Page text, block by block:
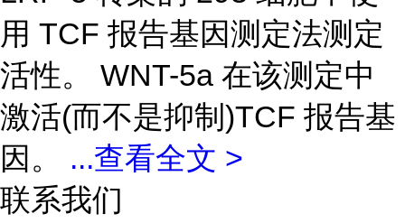
用 TCF 报告基因测定法测定
活性。 WNT-5a 在该测定中
激活(而不是抑制)TCF 报告基
因。 ...查看全文 >
联系我们